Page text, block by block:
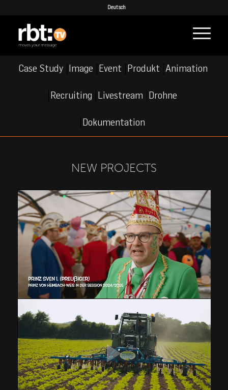
Deutsch
Case Study Image Event Produkt Animation
Recruiting Livestream Drohne
Dokumentation
NEW PROJECTS